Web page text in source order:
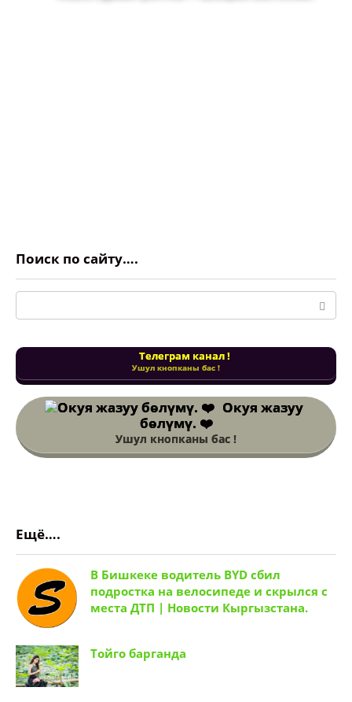
Поиск по сайту….
Поиск:
Телеграм канал !
Ушул кнопканы бас !
Окуя жазуу
бөлүмү. ❤️
Ушул кнопканы бас !
Ещё….
В Бишкеке водитель BYD сбил
подростка на велосипеде и скрылся с
места ДТП | Новости Кыргызстана.
Тойго барганда